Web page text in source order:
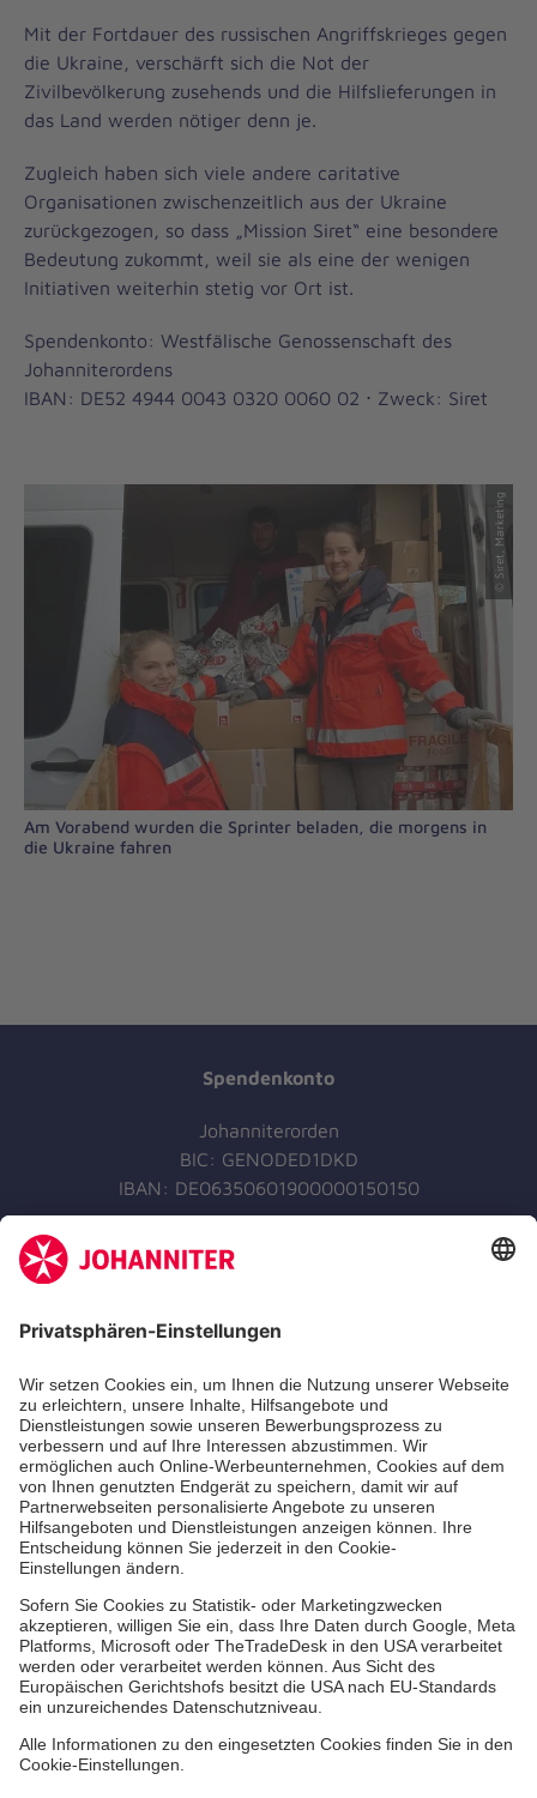
Mit der Fortdauer des russischen Angriffskrieges gegen
die Ukraine, verschärft sich die Not der
Zivilbevölkerung zusehends und die Hilfslieferungen in
das Land werden nötiger denn je.
Zugleich haben sich viele andere caritative
Organisationen zwischenzeitlich aus der Ukraine
zurückgezogen, so dass „Mission Siret“ eine besondere
Bedeutung zukommt, weil sie als eine der wenigen
Initiativen weiterhin stetig vor Ort ist.
Spendenkonto: Westfälische Genossenschaft des
Johanniterordens
IBAN: DE52 4944 0043 0320 0060 02 ⋅ Zweck: Siret
© Siret, Marketing
Am Vorabend wurden die Sprinter beladen, die morgens in
die Ukraine fahren
Spendenkonto
Johanniterorden
BIC: GENODED1DKD
IBAN: DE06350601900000150150
Jetzt spenden
Jetzt abonnieren
Der Newsletter informiert Sie in regelmäßigen
Abständen über unsere Arbeit.
Jetzt abonnieren
Dienste & Leistungen
Mitarbeiten & Lernen